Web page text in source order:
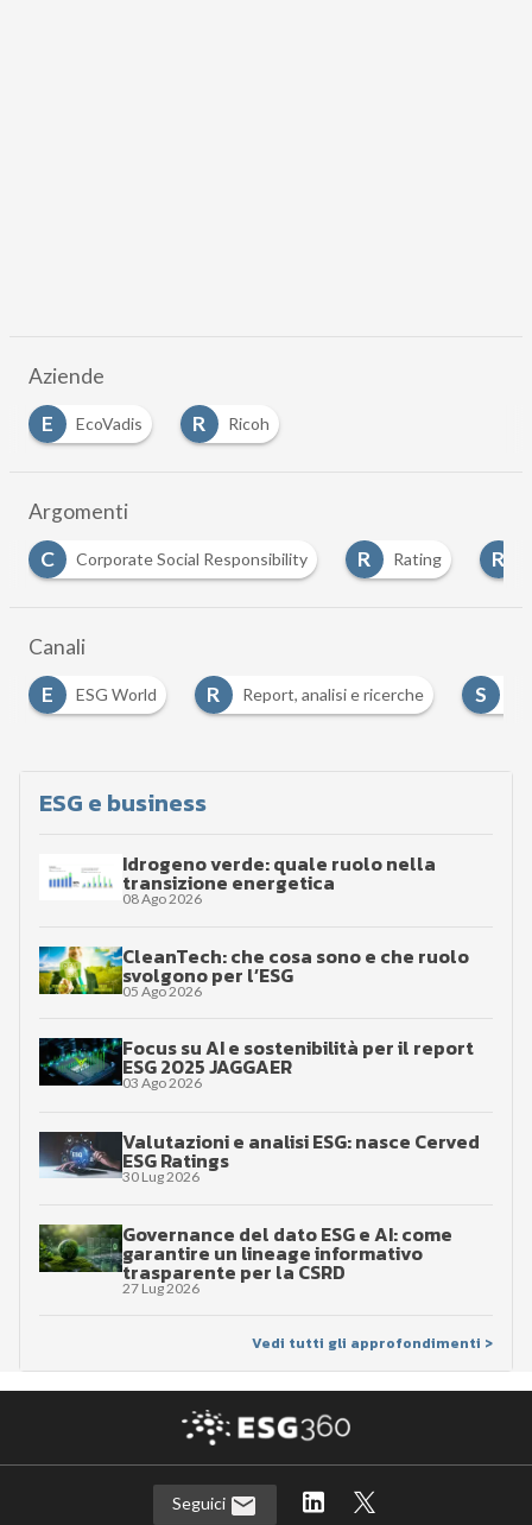
Aziende
E
EcoVadis R Ricoh
Argomenti
C
Corporate Social Responsibility R Rating R
Canali
E
ESG World R Report, analisi e ricerche S
ESG e business
Idrogeno verde: quale ruolo nella
transizione energetica
08 Ago 2026
CleanTech: che cosa sono e che ruolo
svolgono per l’ESG
05 Ago 2026
Focus su AI e sostenibilità per il report
ESG 2025 JAGGAER
03 Ago 2026
Valutazioni e analisi ESG: nasce Cerved
ESG Ratings
30 Lug 2026
Governance del dato ESG e AI: come
garantire un lineage informativo
trasparente per la CSRD
27 Lug 2026
Vedi tutti gli approfondimenti >
Seguici